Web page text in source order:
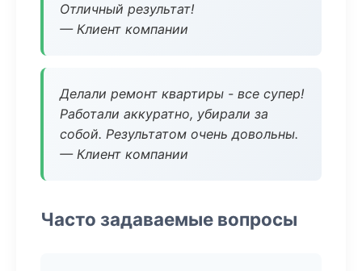
Отличный результат!
— Клиент компании
Делали ремонт квартиры - все супер!
Работали аккуратно, убирали за
собой. Результатом очень довольны.
— Клиент компании
Часто задаваемые вопросы